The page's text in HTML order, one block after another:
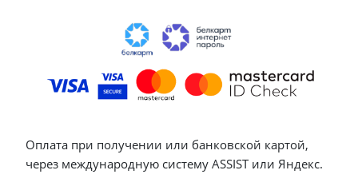
Оплата при получении или банковской картой,
через международную систему ASSIST или Яндекс.